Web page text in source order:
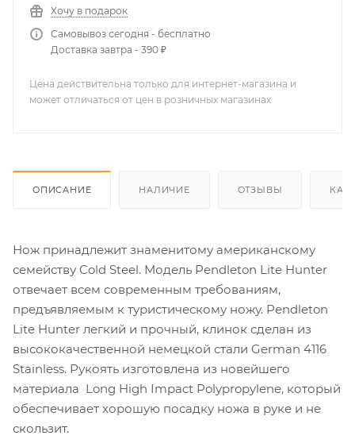
Хочу в подарок
Самовывоз сегодня - бесплатно
Доставка завтра - 390 ₽
Цена действительна только для интернет-магазина и
может отличаться от цен в розничных магазинах
ОПИСАНИЕ НАЛИЧИЕ ОТЗЫВЫ КАК
Нож принадлежит знаменитому американскому
семейству Cold Steel. Модель Pendleton Lite Hunter
отвечает всем современным требованиям,
предъявляемым к туристическому ножу. Pendleton
Lite Hunter легкий и прочный, клинок сделан из
высококачественной немецкой стали German 4116
Stainless. Рукоять изготовлена из новейшего
материала Long High Impact Polypropylene, который
обеспечивает хорошую посадку ножа в руке и не
скользит.